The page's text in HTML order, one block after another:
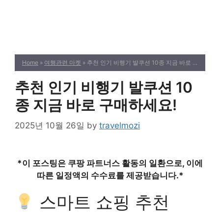
Home » 여행관련 마켓 » 추천 인기 비행기 발쿠션 10종 지금 바로 구매하세요!
추천 인기 비행기 발쿠션 10
종 지금 바로 구매하세요!
2025년 10월 26일 by travelmozi
*이 포스팅은 쿠팡 파트너스 활동의 일환으로, 이에
따른 일정액의 수수료를 제공받습니다.*
스마트 쇼핑 추천